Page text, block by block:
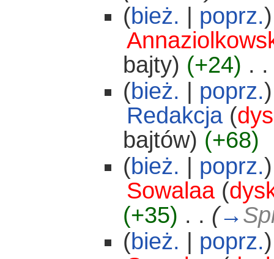
(bież. poprz.)
bajty) (+24) . .
(bież. poprz.)
Redakcja (
bajtów) (+68)
(bież. poprz.)
Sowalaa (
(+35) . . (→
(bież. poprz.)